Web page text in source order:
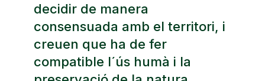
decidir de manera
consensuada amb el territori, i
creuen que ha de fer
compatible l´ús humà i la